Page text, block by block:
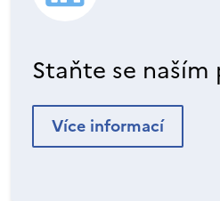
Staňte se
Více informací